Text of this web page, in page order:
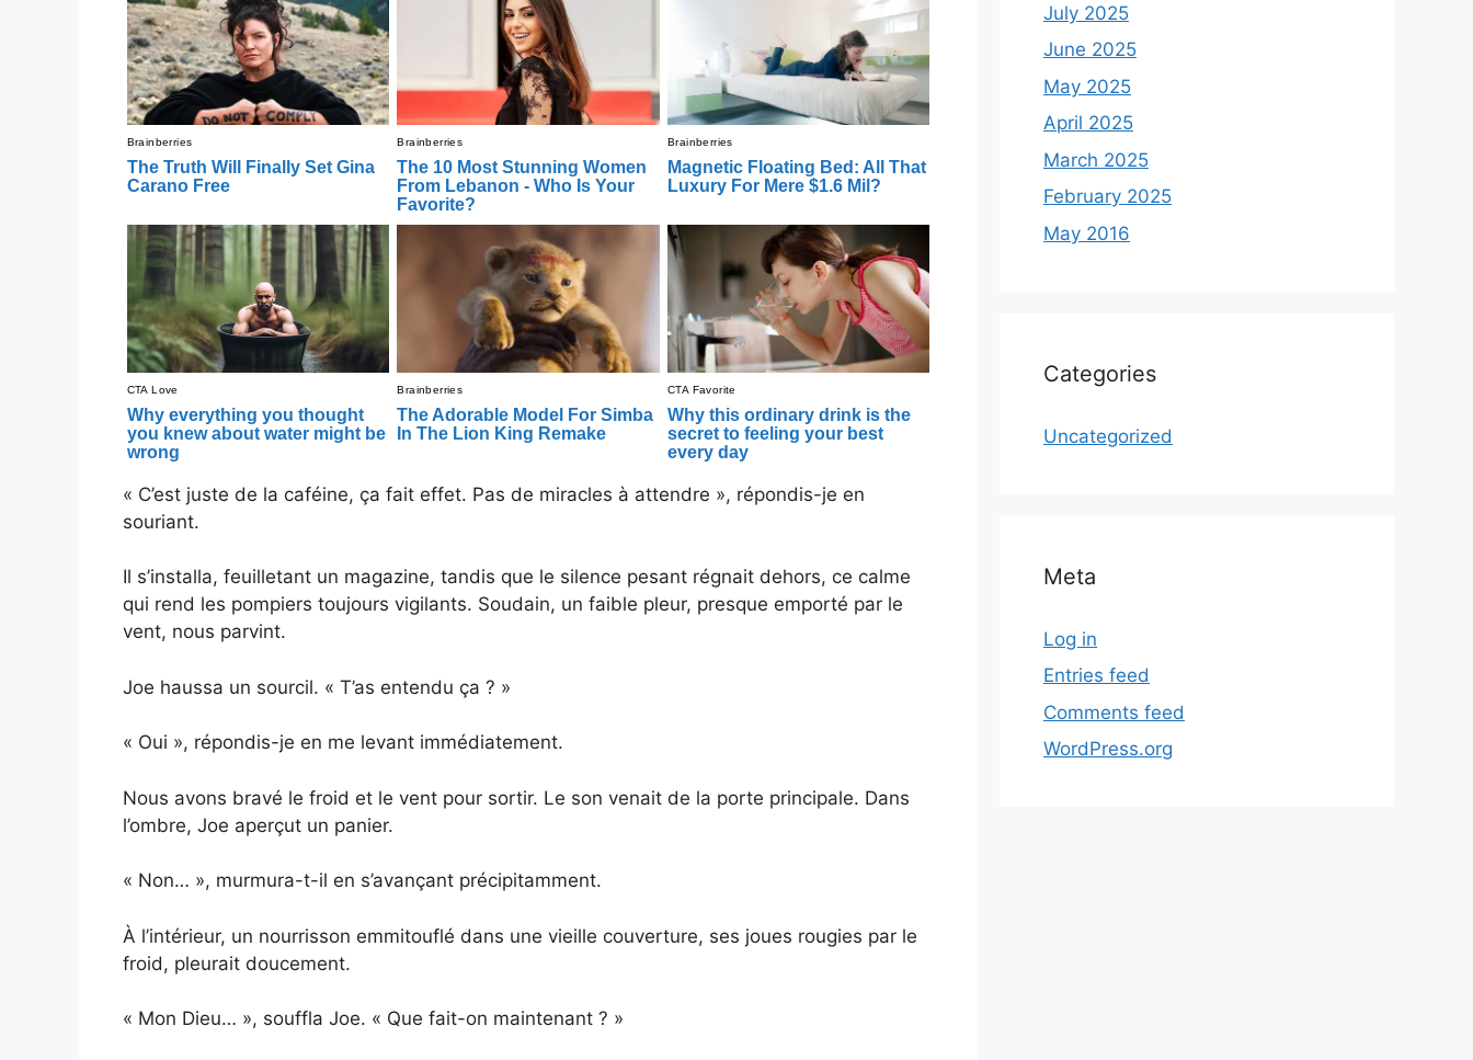
« C’est juste de la caféine, ça fait effet. Pas de miracles à attendre », répondis-je en
souriant.
Il s’installa, feuilletant un magazine, tandis que le silence pesant régnait dehors, ce calme
qui rend les pompiers toujours vigilants. Soudain, un faible pleur, presque emporté par le
vent, nous parvint.
Joe haussa un sourcil. « T’as entendu ça ? »
« Oui », répondis-je en me levant immédiatement.
Nous avons bravé le froid et le vent pour sortir. Le son venait de la porte principale. Dans
l’ombre, Joe aperçut un panier.
« Non… », murmura-t-il en s’avançant précipitamment.
À l’intérieur, un nourrisson emmitouflé dans une vieille couverture, ses joues rougies par le
froid, pleurait doucement.
« Mon Dieu… », souffla Joe. « Que fait-on maintenant ? »
July 2025
June 2025
May 2025
April 2025
March 2025
February 2025
May 2016
Categories
Uncategorized
Meta
Log in
Entries feed
Comments feed
WordPress.org